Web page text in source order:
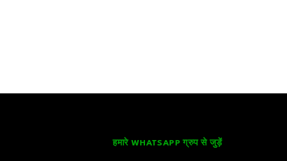
हमारे WHATSAPP ग्रुप से जुड़ें